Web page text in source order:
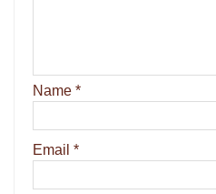
Name *
Email *